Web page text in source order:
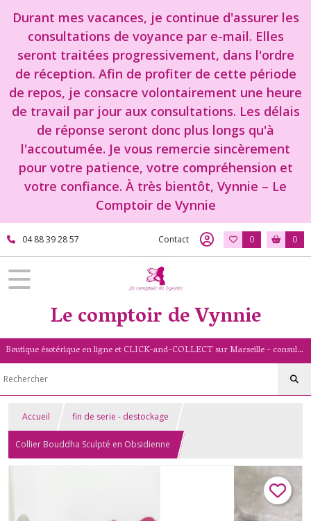
Durant mes vacances, je continue d'assurer les
consultations de voyance par e-mail. Elles
seront traitées progressivement, dans l'ordre
de réception. Afin de profiter de cette période
de repos, je consacre volontairement une heure
de travail par jour aux consultations. Les délais
de réponse seront donc plus longs qu'à
l'accoutumée. Je vous remercie sincèrement
pour votre patience, votre compréhension et
votre confiance. À très bientôt, Vynnie – Le
Comptoir de Vynnie
04 88 39 28 57 Contact 0 0
Le comptoir de Vynnie
Boutique ésotérique en ligne et CLICK-and-COLLECT sur Marseille - consultation de voyance par mail - livret numérologique (13/PACA)
Accueil fin de serie - destockage
Collier Bouddha Sculpté en Obsidienne